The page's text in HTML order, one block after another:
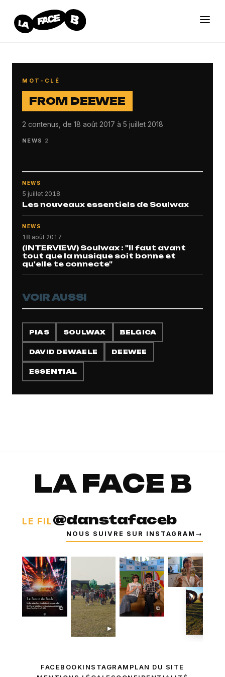
MOT-CLÉ
FROM DEEWEE
2 contenus, de 18 août 2017 à 5 juillet 2018
NEWS 2
5 juillet 2018
NEWS
Les nouveaux essentiels de Soulwax
18 août 2017
NEWS
(INTERVIEW) Soulwax : "Il faut avant
tout que la musique soit bonne et
qu'elle te connecte"
VOIR AUSSI
PIAS SOULWAX BELGICA
DAVID DEWAELE DEEWEE
ESSENTIAL
LA FACE B
LE FIL@danstafaceb
NOUS SUIVRE SUR INSTAGRAM →
⧉
▶
⧉
FACEBOOKINSTAGRAM PLAN DU SITE